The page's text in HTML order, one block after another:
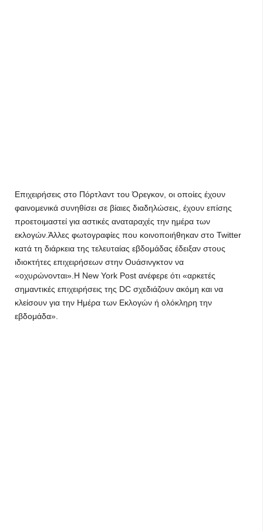
Επιχειρήσεις στο Πόρτλαντ του Όρεγκον, οι οποίες έχουν
φαινομενικά συνηθίσει σε βίαιες διαδηλώσεις, έχουν επίσης
προετοιμαστεί για αστικές αναταραχές την ημέρα των
εκλογών.Άλλες φωτογραφίες που κοινοποιήθηκαν στο Twitter
κατά τη διάρκεια της τελευταίας εβδομάδας έδειξαν στους
ιδιοκτήτες επιχειρήσεων στην Ουάσινγκτον να
«οχυρώνονται».Η New York Post ανέφερε ότι «αρκετές
σημαντικές επιχειρήσεις της DC σχεδιάζουν ακόμη και να
κλείσουν για την Ημέρα των Εκλογών ή ολόκληρη την
εβδομάδα».